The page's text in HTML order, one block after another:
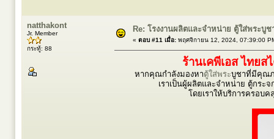
natthakont
Jr. Member
กระทู้: 88
Re: โรงงานผลิตและจำหน่าย ตู้ใส่พระบู
« ตอบ #11 เมื่อ: พฤศจิกายน 12, 2024, 07:39:00
ร้านเคพีเอส ไทย
หากคุณกำลังมองหาตู้ใส่พระบูชาที่มีคุณภ
เราเป็นผู้ผลิตและจำหน่าย ตู้กระ
โดยเราให้บริการครอบ